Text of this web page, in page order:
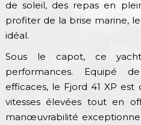
de soleil, des repas en
profiter de la brise marine,
idéal.
Sous le capot, ce
performances. Equipé
efficaces, le Fjord 41 XP
vitesses élevées tout en
manœuvrabilité